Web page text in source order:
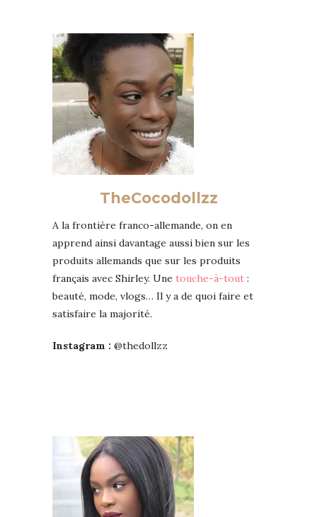
TheCocodollzz
A la frontière franco-allemande, on en
apprend ainsi davantage aussi bien sur les
produits allemands que sur les produits
français avec Shirley. Une touche-à-tout :
beauté, mode, vlogs… Il y a de quoi faire et
satisfaire la majorité.
Instagram : @thedollzz